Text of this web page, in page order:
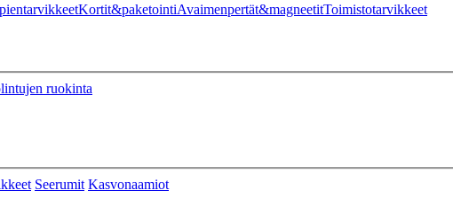
Kortit&paketointiAvaimenpertät&magneetitToimistotarvikkeet
ruokinta
Seerumit Kasvonaamiot